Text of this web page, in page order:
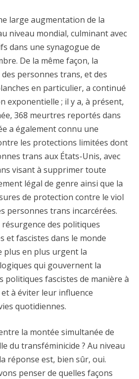
large augmentation de la
niveau mondial, culminant avec
dans une synagogue de
De la même façon, la
des personnes trans, et des
en particulier, a continué
exponentielle ; il y a, à présent,
368 meurtres reportés dans
a également connu une
les protections limitées dont
trans aux États-Unis, avec
visant à supprimer toute
légal de genre ainsi que la
de protection contre le viol
personnes trans incarcérées.
résurgence des politiques
et fascistes dans le monde
plus en plus urgent la
qui gouvernent la
politiques fascistes de manière à
à éviter leur influence
quotidiennes.
la montée simultanée de
du transféminicide ? Au niveau
réponse est, bien sûr, oui.
penser de quelles façons